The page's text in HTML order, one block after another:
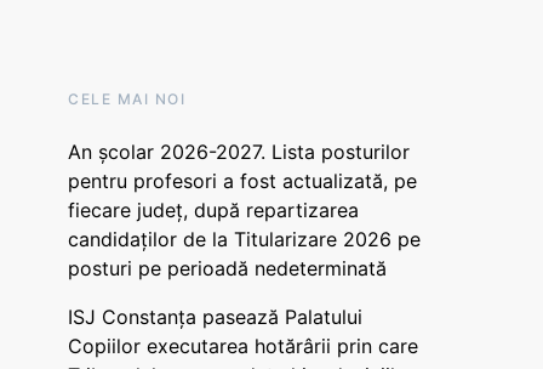
CELE MAI NOI
An școlar 2026-2027. Lista posturilor
pentru profesori a fost actualizată, pe
fiecare județ, după repartizarea
candidaților de la Titularizare 2026 pe
posturi pe perioadă nedeterminată
ISJ Constanța pasează Palatului
Copiilor executarea hotărârii prin care